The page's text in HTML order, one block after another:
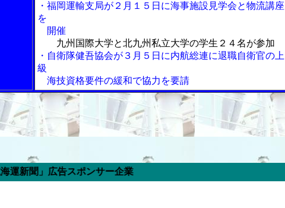
・福岡運輸支局が２月１５日に海事施設見学会と物流講座
を
開催
九州国際大学と北九州私立大学の学生２４名が参加
・自衛隊健吾協会が３月５日に内航総連に退職自衛官の上
級
海技資格要件の緩和で協力を要請
スポンサー企業